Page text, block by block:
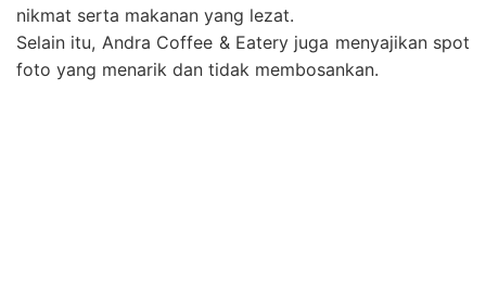
nikmat serta makanan yang lezat.
Selain itu, Andra Coffee & Eatery juga menyajikan spot
foto yang menarik dan tidak membosankan.